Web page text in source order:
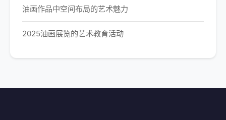
油画作品中空间布局的艺术魅力
2025油画展览的艺术教育活动